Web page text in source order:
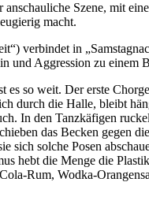
anschauliche Szene, mit
macht.
verbindet in
und Aggression zu einem
es so weit. Der erste
durch die Halle, bleibt
In den Tanzkäfigen
das Becken gegen
sich solche Posen
hebt die Menge die
Rum, Wodka-